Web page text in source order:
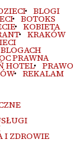
BLOGI
BOTOKS
KOBIETA
KRAKÓW
PRAWNA
HOTEL PRAWO
REKALAM
I ZDROWIE